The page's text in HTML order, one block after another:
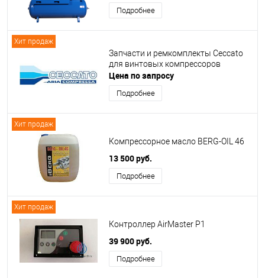
Подробнее
Хит продаж
Запчасти и ремкомплекты Ceccato
для винтовых компрессоров
Цена по запросу
Подробнее
Хит продаж
Компрессорное масло BERG-OIL 46
13 500 руб.
Подробнее
Хит продаж
Контроллер AirMaster Р1
39 900 руб.
Подробнее